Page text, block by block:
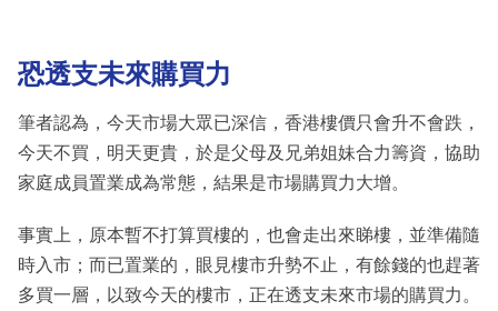
恐透支未來購買力
筆者認為，今天市場大眾已深信，香港樓價只會升不會跌，
今天不買，明天更貴，於是父母及兄弟姐妹合力籌資，協助
家庭成員置業成為常態，結果是市場購買力大增。
事實上，原本暫不打算買樓的，也會走出來睇樓，並準備隨
時入市；而已置業的，眼見樓市升勢不止，有餘錢的也趕著
多買一層，以致今天的樓市，正在透支未來市場的購買力。